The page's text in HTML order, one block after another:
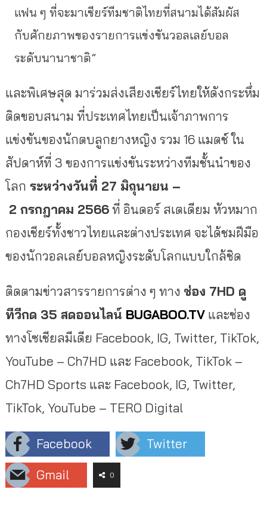
แฟน ๆ ที่จะมาเชียร์ทีมชาติไทยที่สนามได้สัมผัส
กับศักยภาพของรายการแข่งขันวอลเลย์บอล
ระดับนานาชาติ”
และพิเศษสุด มาร่วมส่งเสียงเชียร์ไทยให้ดังกระหึ่ม
ติดขอบสนาม ที่ประเทศไทยเป็นเจ้าภาพการ
แข่งขันของนักตบลูกยางหญิง รวม 16 แมตช์ ใน
สัปดาห์ที่ 3 ของการแข่งขันระหว่างทีมชั้นนำของ
โลก ระหว่างวันที่ 27 มิถุนายน –
2 กรกฎาคม 2566ที่ อินดอร์ สเตเดียม หัวหมาก
กองเชียร์ทั้งชาวไทยและต่างประเทศ จะได้ชมฝีมือ
ของนักวอลเลย์บอลหญิงระดับโลกแบบใกล้ชิด
ติดตามข่าวสารรายการต่าง ๆ ทาง ช่อง 7HD ดู
ทีวีกด 35 สดออนไลน์ BUGABOO.TVและช่อง
ทางโซเชียลมีเดีย Facebook, IG, Twitter, TikTok,
YouTube – Ch7HD และ Facebook, TikTok –
Ch7HD Sports และ Facebook, IG, Twitter,
TikTok, YouTube – TERO Digital
Facebook
Twitter
Gmail
0